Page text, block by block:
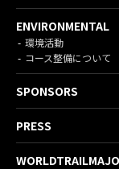
ENVIRONMENTAL
環境活動
コース整備について
SPONSORS
PRESS